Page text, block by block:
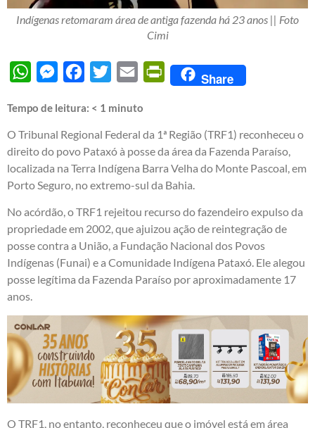
Indígenas retomaram área de antiga fazenda há 23 anos || Foto
Cimi
WhatsAppMessengerFacebook
Twitter Email PrintFriendly
Share
Tempo de leitura: < 1 minuto
O Tribunal Regional Federal da 1ª Região (TRF1) reconheceu o
direito do povo Pataxó à posse da área da Fazenda Paraíso,
localizada na Terra Indígena Barra Velha do Monte Pascoal, em
Porto Seguro, no extremo-sul da Bahia.
No acórdão, o TRF1 rejeitou recurso do fazendeiro expulso da
propriedade em 2002, que ajuizou ação de reintegração de
posse contra a União, a Fundação Nacional dos Povos
Indígenas (Funai) e a Comunidade Indígena Pataxó. Ele alegou
posse legítima da Fazenda Paraíso por aproximadamente 17
anos.
O TRF1, no entanto, reconheceu que o imóvel está em área